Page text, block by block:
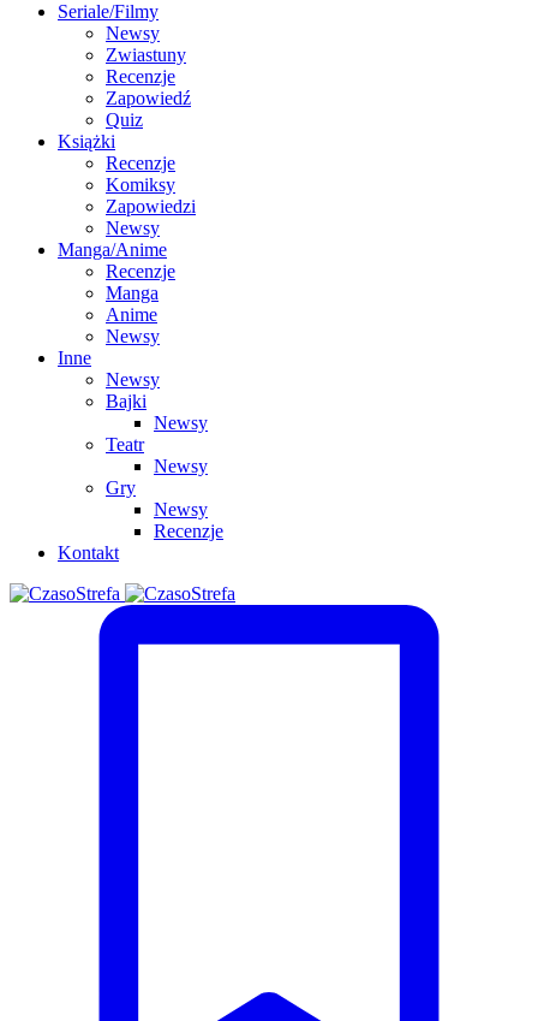
Seriale/Filmy
Newsy
Zwiastuny
Recenzje
Zapowiedź
Quiz
Książki
Recenzje
Komiksy
Zapowiedzi
Newsy
Manga/Anime
Recenzje
Manga
Anime
Newsy
Inne
Newsy
Bajki
Newsy
Teatr
Newsy
Gry
Newsy
Recenzje
Kontakt